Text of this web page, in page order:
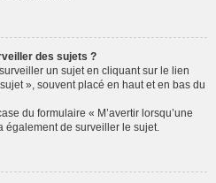
des sujets ?
un sujet en cliquant sur le lien
», souvent placé en haut et en bas du
du formulaire « M’avertir lorsqu’une
également de surveiller le sujet.